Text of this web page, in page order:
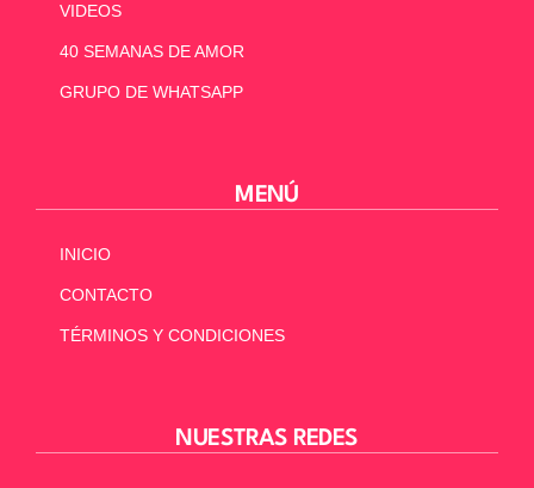
VIDEOS
40 SEMANAS DE AMOR
GRUPO DE WHATSAPP
MENÚ
INICIO
CONTACTO
TÉRMINOS Y CONDICIONES
NUESTRAS REDES